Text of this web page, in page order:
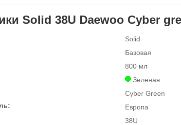
Solid 38U Daewoo Cyber
Solid
Базовая
800 мл
Зеленая
Cyber Green
Европа
38U